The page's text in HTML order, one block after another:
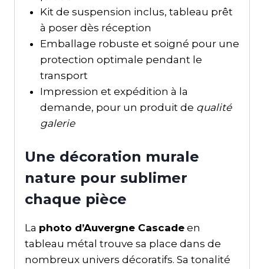
Kit de suspension inclus, tableau prêt
à poser dès réception
Emballage robuste et soigné pour une
protection optimale pendant le
transport
Impression et expédition à la
demande, pour un produit de qualité
galerie
Une décoration murale
nature pour sublimer
chaque pièce
La photo d’Auvergne Cascade en
tableau métal trouve sa place dans de
nombreux univers décoratifs. Sa tonalité